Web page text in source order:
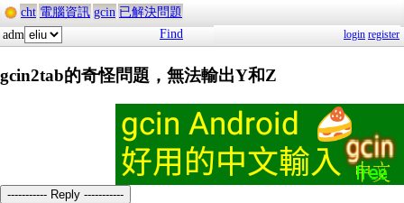
cht 電腦資訊 gcin 已解決問題
adm
Find login register
gcin2tab的奇怪問題，無法輸出Y和Z
----------- Reply -----------